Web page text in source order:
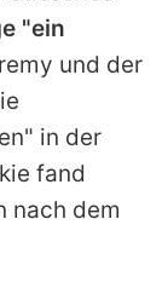
"ein
und der
in der
fand
nach dem